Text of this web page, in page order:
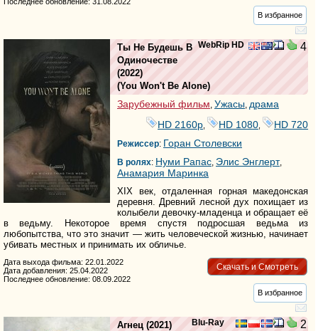
В избранное
WebRip HD 4
Ты Не Будешь В
Одиночестве
(2022)
(You Won't Be Alone)
Зарубежный фильм, Ужасы, драма
HD 2160р
HD 1080 HD 720
Режиссер: Горан Столевски
В ролях: Нуми Рапас, Элис Энглерт,
Анамария Маринка
XIX век, отдаленная горная македонская
деревня. Древний лесной дух похищает из
колыбели девочку-младенца и обращает её
в ведьму. Некоторое время спустя подросшая ведьма из
любопытства, что это значит — жить человеческой жизнью, начинает
убивать местных и принимать их обличье.
Скачать и Смотреть
Дата выхода фильма: 22.01.2022
Дата добавления: 25.04.2022
Последнее обновление: 08.09.2022
В избранное
Blu-Ray 2
Агнец (2021)